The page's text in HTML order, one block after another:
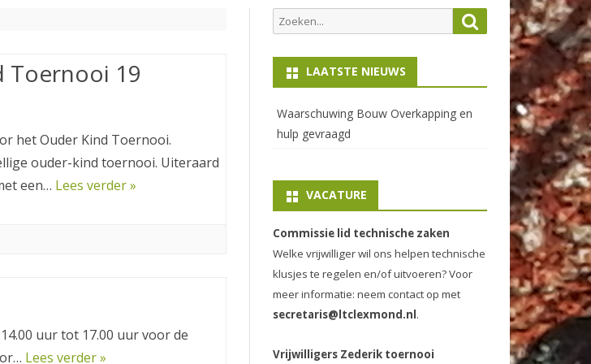
Toernooi 19
het Ouder Kind Toernooi.
ouder-kind toernooi. Uiteraard
een… Lees verder »
uur tot 17.00 uur voor de
Lees verder »
Zoeken
naar:
Zoeken
LAATSTE NIEUWS
Waarschuwing Bouw Overkapping en
hulp gevraagd
VACATURE
Commissie lid technische zaken
Welke vrijwilliger wil ons helpen technische
klusjes te regelen en/of uitvoeren? Voor
meer informatie: neem contact op met
secretaris@ltclexmond.nl .
Vrijwilligers Zederik toernooi